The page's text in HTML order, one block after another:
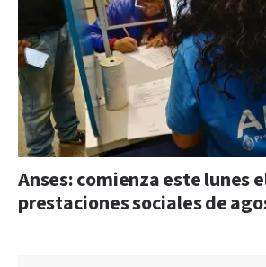
Anses: comienza este lunes
prestaciones sociales de